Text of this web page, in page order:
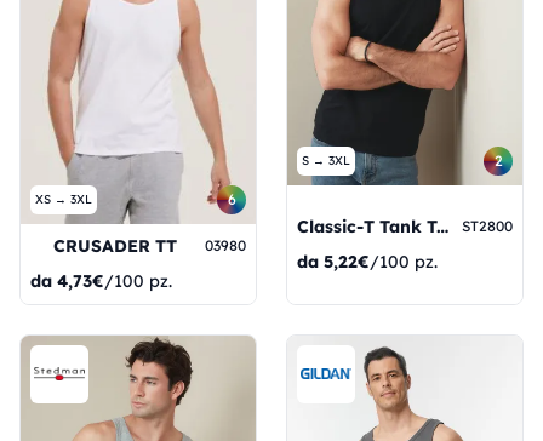
XS → 3XL 6
CRUSADER TT 03980
da 4,73€/100 pz.
S → 3XL 2
Classic-T Tank Top ST2800
da 5,22€/100 pz.